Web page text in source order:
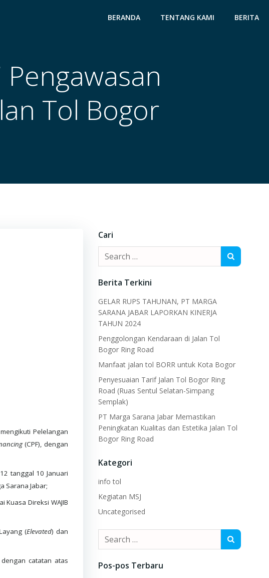
BERANDA TENTANG KAMI BERITA
Tol Bogor
Pelelangan
(CPF), dengan
tanggal 10 Januari
Sarana Jabar;
Direksi WAJIB
(Elevated) dan
catatan atas
Cari
Search
for:
Berita Terkini
GELAR RUPS TAHUNAN, PT MARGA
SARANA JABAR LAPORKAN KINERJA
TAHUN 2024
Penggolongan Kendaraan di Jalan Tol
Bogor Ring Road
Manfaat jalan tol BORR untuk Kota Bogor
Penyesuaian Tarif Jalan Tol Bogor Ring
Road (Ruas Sentul Selatan-Simpang
Semplak)
PT Marga Sarana Jabar Memastikan
Peningkatan Kualitas dan Estetika Jalan Tol
Bogor Ring Road
Kategori
info tol
Kegiatan MSJ
Uncategorised
Search
for:
Pos-pos Terbaru